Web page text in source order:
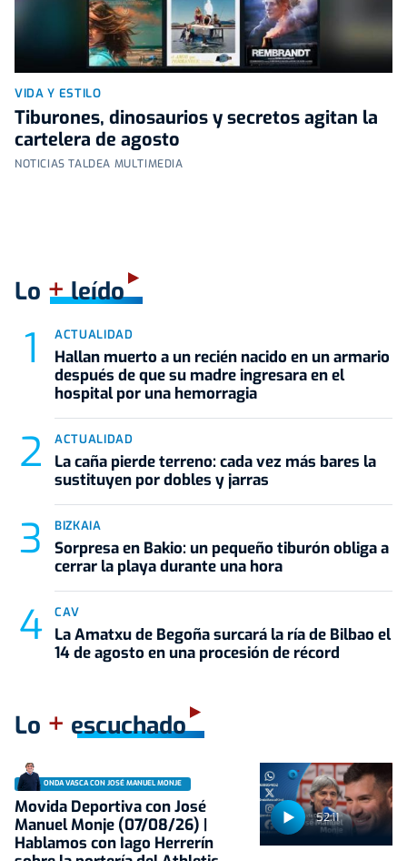
VIDA Y ESTILO
Tiburones, dinosaurios y secretos agitan la
cartelera de agosto
NOTICIAS TALDEA MULTIMEDIA
Lo +leído
ACTUALIDAD
Hallan muerto a un recién nacido en un armario
después de que su madre ingresara en el
hospital por una hemorragia
ACTUALIDAD
La caña pierde terreno: cada vez más bares la
sustituyen por dobles y jarras
BIZKAIA
Sorpresa en Bakio: un pequeño tiburón obliga a
cerrar la playa durante una hora
CAV
La Amatxu de Begoña surcará la ría de Bilbao el
14 de agosto en una procesión de récord
Lo + escuchado
52:11
ONDA VASCA CON JOSÉ MANUEL MONJE
Movida Deportiva con José
Manuel Monje (07/08/26) |
Hablamos con Iago Herrerín